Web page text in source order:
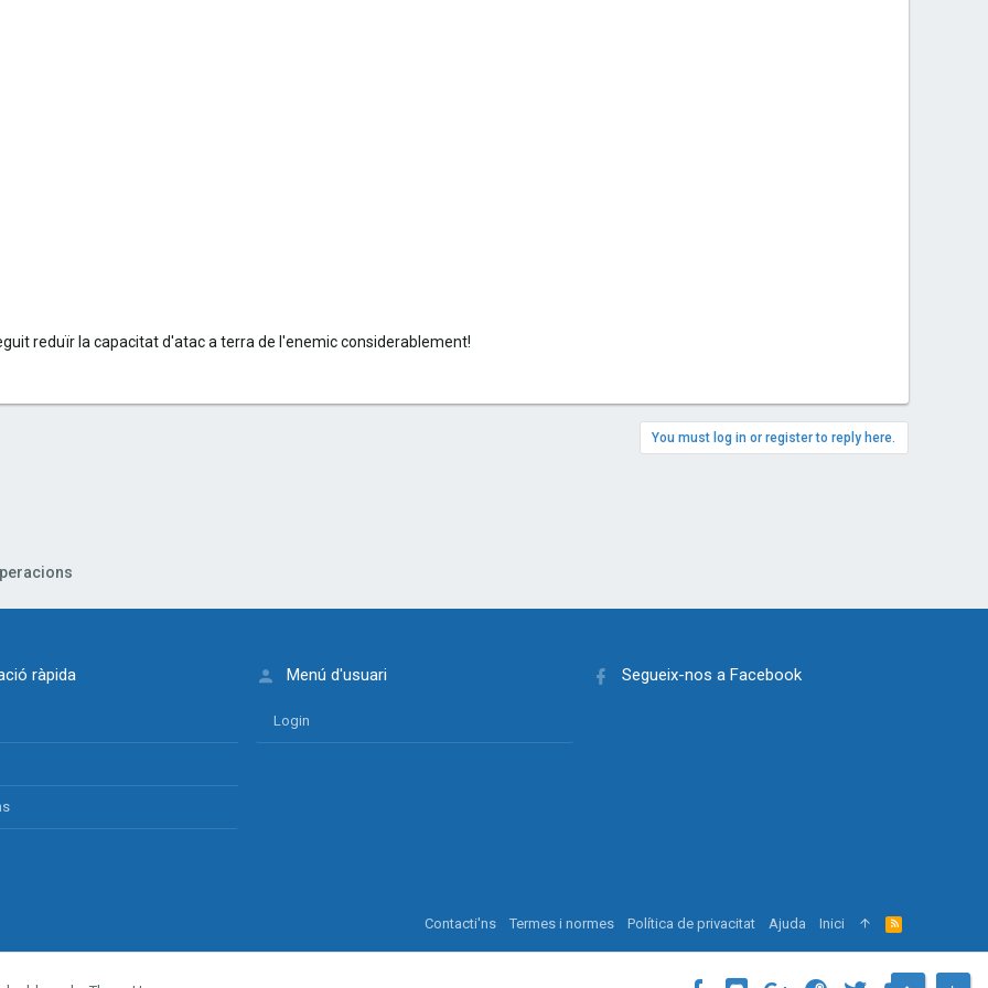
reduïr la capacitat d'atac a terra de l'enemic considerablement!
You must log in or register to reply here.
ràpida Menú d'usuari
Login
Segueix-nos a Facebook
Contacti'ns Termes i normes Política de privacitat Ajuda Inici
R
S